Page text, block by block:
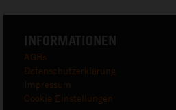
INFORMATIONEN
AGBs
Datenschutzerklärung
Impressum
Cookie Einstellungen